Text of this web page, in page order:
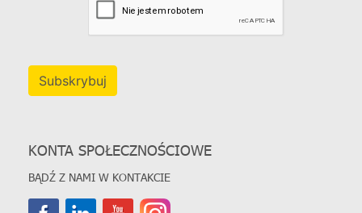
Subskrybuj
KONTA SPOŁECZNOŚCIOWE
BĄDŹ Z NAMI W KONTAKCIE